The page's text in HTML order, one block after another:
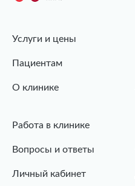
Услуги и цены
Пациентам
О клинике
Работа в клинике
Вопросы и ответы
Личный кабинет